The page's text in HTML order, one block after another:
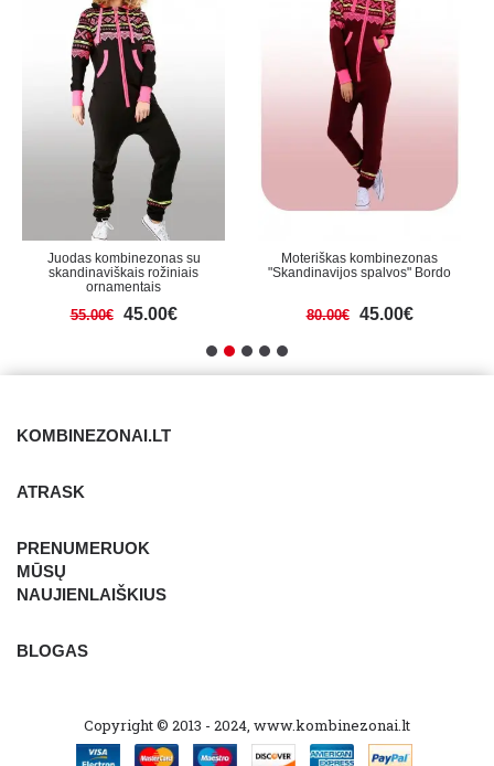
Juodas kombinezonas su
skandinaviškais rožiniais
ornamentais
55.00€ 45.00€
Moteriškas kombinezonas
"Skandinavijos spalvos" Bordo
80.00€ 45.00€
KOMBINEZONAI.LT
ATRASK
PRENUMERUOK
MŪSŲ
NAUJIENLAIŠKIUS
BLOGAS
Copyright © 2013 - 2024, www.kombinezonai.lt